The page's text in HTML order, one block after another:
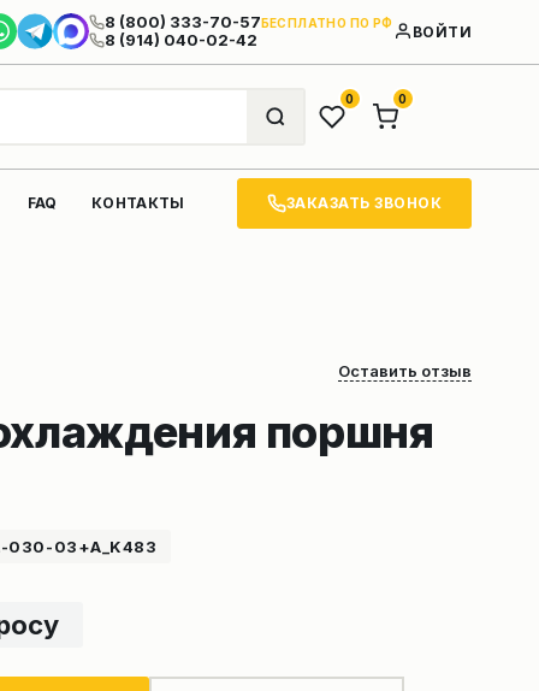
8 (800) 333-70-57БЕСПЛАТНО ПО РФ
8 (914) 040-02-42 ВОЙТИ
0 0
FAQ КОНТАКТЫ ЗАКАЗАТЬ ЗВОНОК
Оставить отзыв
поршня
030-03+A_K483